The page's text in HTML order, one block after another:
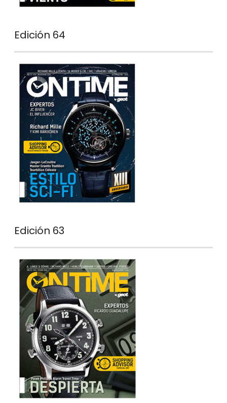
Edición 64
Edición 63